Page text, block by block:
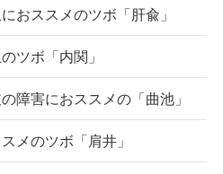
おススメのツボ「肝兪」
ツボ「内関」
障害におススメの「曲池」
メのツボ「肩井」